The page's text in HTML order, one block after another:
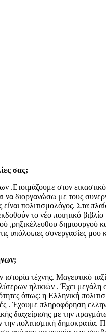
σας;
.Ετοιμάζουμε στον
διοργανώσω με τους
πολιτισμολόγος. Στα
το νέο ποιητικό
,ρηξικέλευθου
υπόλοιπες συνεργασίες
τέχνης. Μαγευτικό
ηλικιών . Έχει μεγάλη
όπως: η Ελληνική
. Έχουμε πληροφόρηση
διαχείρισης με την
πολιτισμική